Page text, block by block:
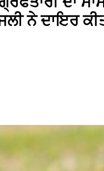
ਨੇ ਦਾਇਰ